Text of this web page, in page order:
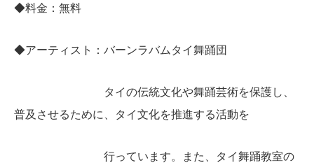
◆料金：無料
◆アーティスト：バーンラバムタイ舞踊団
タイの伝統文化や舞踊芸術を保護し、
普及させるために、タイ文化を推進する活動を
行っています。また、タイ舞踊教室の